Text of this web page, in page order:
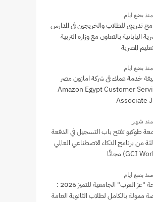
منذ بضع ايام
تدريبي للطلاب والخريجين في المدارس
اليابانية بالتعاون مع وزارة التربية
المصرية
منذ بضع ايام
خدمة عملاء في شركة امازون مصر
Amazon Egypt Customer
Associate
منذ شهر
طوكيو تفتح باب التسجيل في الدفعة
من برنامج الذكاء الاصطناعي العالمي
منذ بضع ايام
منحة "عز العرب" الجامعية للتميز 2026 :
ممولة بالكامل لطلاب الثانوية العامة